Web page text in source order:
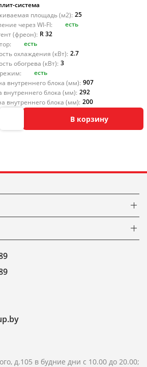
система
площадь (м2): 25
через WI-FI:
есть
(фреон): R 32
есть
охлаждения (кВт): 2.7
обогрева (кВт): 3
есть
внутреннего блока (мм): 907
внутреннего блока (мм): 292
внутреннего блока (мм): 200
В корзину
д.105 в будние дни с 10.00 до 20.00;